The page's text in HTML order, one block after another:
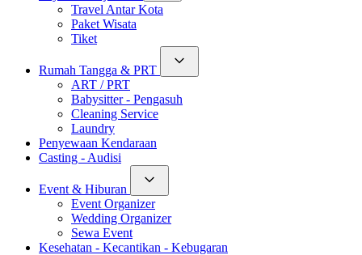
Travel Antar Kota
Paket Wisata
Tiket
Rumah Tangga & PRT
ART / PRT
Babysitter - Pengasuh
Cleaning Service
Laundry
Penyewaan Kendaraan
Casting - Audisi
Event & Hiburan
Event Organizer
Wedding Organizer
Sewa Event
Kesehatan - Kecantikan - Kebugaran